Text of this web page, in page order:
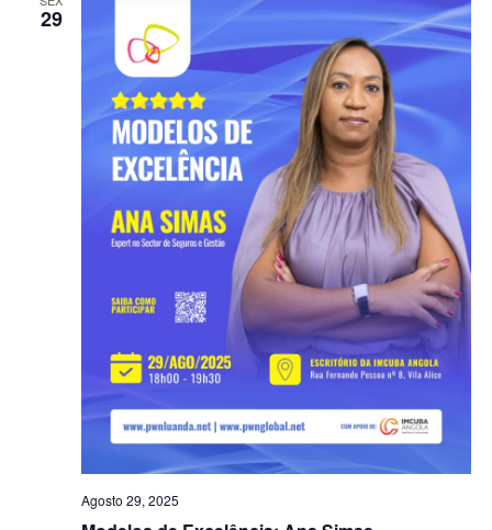
29
Agosto 29, 2025